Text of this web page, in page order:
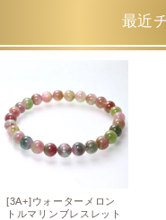
最近
[3A+]ウォーターメロン
トルマリンブレスレット